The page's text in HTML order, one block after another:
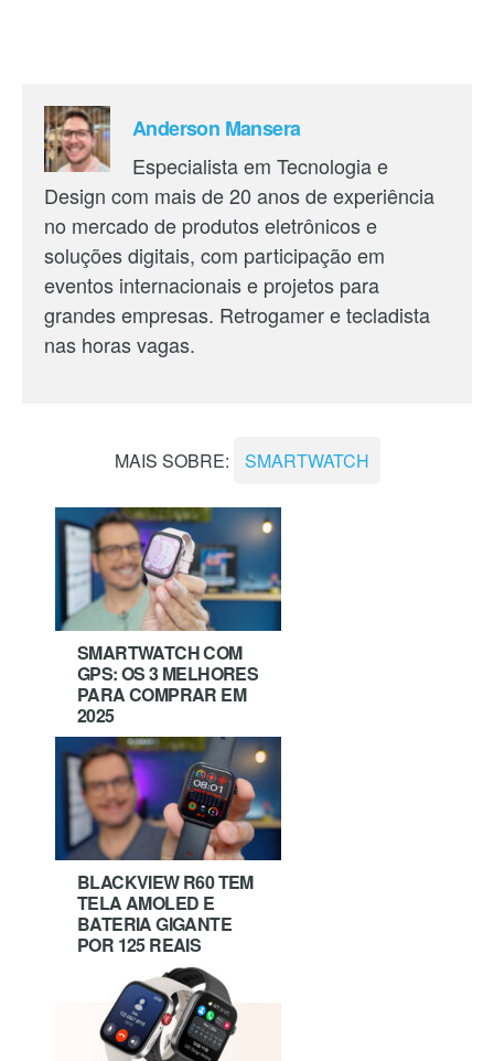
Anderson Mansera
Especialista em Tecnologia e
Design com mais de 20 anos de experiência
no mercado de produtos eletrônicos e
soluções digitais, com participação em
eventos internacionais e projetos para
grandes empresas. Retrogamer e tecladista
nas horas vagas.
MAIS SOBRE: SMARTWATCH
SMARTWATCH COM
GPS: OS 3 MELHORES
PARA COMPRAR EM
2025
BLACKVIEW R60 TEM
TELA AMOLED E
BATERIA GIGANTE
POR 125 REAIS